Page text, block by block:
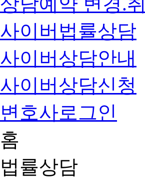
사이버법률상담
사이버상담안내
사이버상담신청
변호사로그인
홈
법률상담